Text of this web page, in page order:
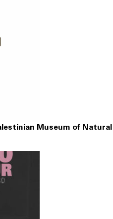
Museum of Natural